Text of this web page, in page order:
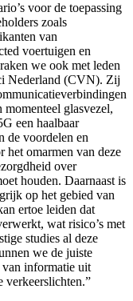
voor de toepassing
zoals
van
voertuigen en
we ook met leden
Nederland (CVN). Zij
momenteel glasvezel,
een haalbaar
de voordelen en
omarmen van deze
over
houden. Daarnaast is
op het gebied van
ertoe leiden dat
wat risico’s met
studies al deze
we de juiste
informatie uit
verkeerslichten.”